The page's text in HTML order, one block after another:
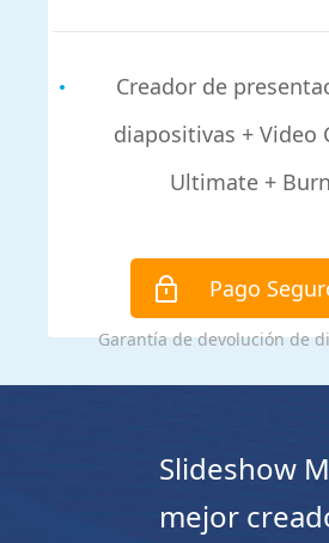
Creador de
diapositivas + Video
Ultimate +
Pago
Garantía de devolución de
Slideshow
mejor